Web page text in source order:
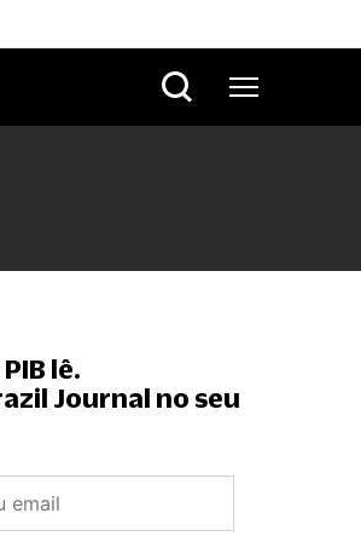
lê.
Journal no seu